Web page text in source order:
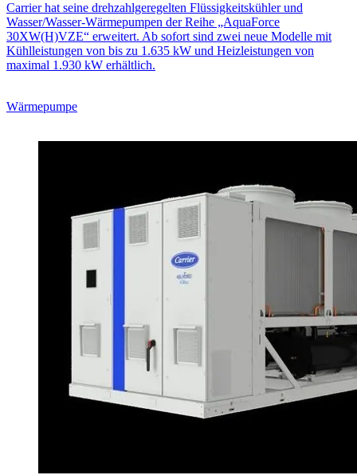
Carrier hat seine drehzahlgeregelten Flüssigkeitskühler und
Wasser/Wasser-Wärmepumpen der Reihe „AquaForce
30XW(H)VZE“ erweitert. Ab sofort sind zwei neue Modelle mit
Kühlleistungen von bis zu 1.635 kW und Heizleistungen von
maximal 1.930 kW erhältlich.
Wärmepumpe